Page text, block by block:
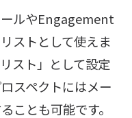
ールやEngagement
ストとして使えま
スト」として設定
スペクトにはメー
ことも可能です。